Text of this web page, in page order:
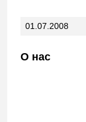
01.07.2008
О нас